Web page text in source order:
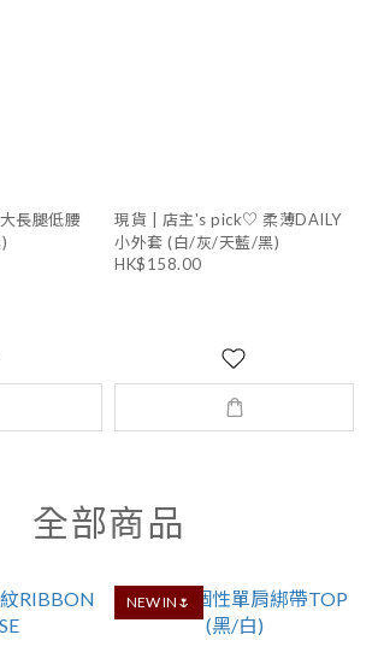
長腿低腰
現貨 | 店主's pick♡ 柔薄DAILY
小外套 (白/灰/天藍/黑)
HK$158.00
全部商品
NEW IN🌷